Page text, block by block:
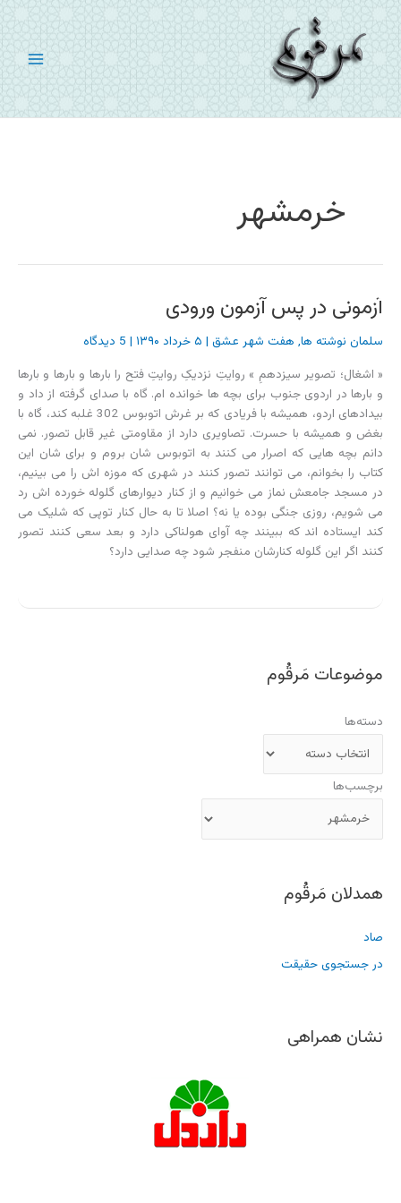
پرش
به
محتوا
خرمشهر
آزمونی در پس آزمون ورودی
سلمان نوشته ها, هفت شهر عشق | ۵ خرداد ۱۳۹۰ | 5 دیدگاه
« اشغال؛ تصویر سیزدهمِ » روایتِ نزدیکِ روایتِ فتح را بارها و بارها و بارها
و بارها در اردوی جنوب برای بچه ها خوانده ام. گاه با صدای گرفته از داد و
بیدادهای اردو، همیشه با فریادی که بر غرش اتوبوس 302 غلبه کند، گاه با
بغض و همیشه با حسرت. تصاویری دارد از مقاومتی غیر قابل تصور. نمی
دانم بچه هایی که اصرار می کنند به اتوبوس شان بروم و برای شان این
کتاب را بخوانم، می توانند تصور کنند در شهری که موزه اش را می بینیم،
در مسجد جامعش نماز می خوانیم و از کنار دیوارهای گلوله خورده اش رد
می شویم، روزی جنگی بوده یا نه؟ اصلا تا به حال کنار توپی که شلیک می
کند ایستاده اند که ببینند چه آوای هولناکی دارد و بعد سعی کنند تصور
کنند اگر این گلوله کنارشان منفجر شود چه صدایی دارد؟
موضوعات مَرقُوم
دسته‌ها
برچسب‌ها
همدلان مَرقُوم
صاد
در جستجوی حقیقت
نشان همراهی